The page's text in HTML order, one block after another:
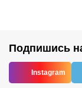
Подпишись
Instagram